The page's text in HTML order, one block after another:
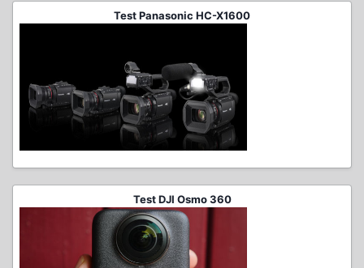
Test Panasonic HC-X1600
Test DJI Osmo 360